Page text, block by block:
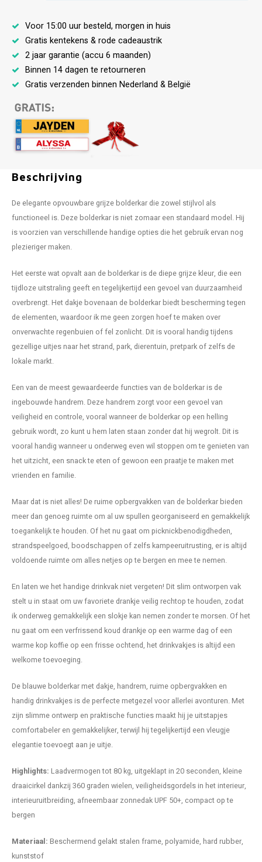
Voor 15:00 uur besteld, morgen in huis
Gratis kentekens & rode cadeaustrik
2 jaar garantie (accu 6 maanden)
Binnen 14 dagen te retourneren
Gratis verzenden binnen Nederland & België
Beschrijving
De elegante opvouwbare grijze bolderkar die zowel stijlvol als
functioneel is. Deze bolderkar is niet zomaar een standaard model. Hij
is voorzien van verschillende handige opties die het gebruik ervan nog
plezieriger maken.
Het eerste wat opvalt aan de bolderkar is de diepe grijze kleur, die een
tijdloze uitstraling geeft en tegelijkertijd een gevoel van duurzaamheid
overbrengt. Het dakje bovenaan de bolderkar biedt bescherming tegen
de elementen, waardoor ik me geen zorgen hoef te maken over
onverwachte regenbuien of fel zonlicht. Dit is vooral handig tijdens
gezellige uitjes naar het strand, park, dierentuin, pretpark of zelfs de
lokale markt.
Een van de meest gewaardeerde functies van de bolderkar is de
ingebouwde handrem. Deze handrem zorgt voor een gevoel van
veiligheid en controle, vooral wanneer de bolderkar op een helling
gebruik wordt, zo kunt u hem laten staan zonder dat hij wegrolt. Dit is
vooral handig wanneer u onderweg even wil stoppen om te genieten van
het uitzicht, een snack te eten of gewoon een praatje te maken met
vrienden en familie.
Maar dat is niet alles! De ruime opbergvakken van de bolderkar bieden
meer dan genoeg ruimte om al uw spullen georganiseerd en gemakkelijk
toegankelijk te houden. Of het nu gaat om picknickbenodigdheden,
strandspeelgoed, boodschappen of zelfs kampeeruitrusting, er is altijd
voldoende ruimte om alles netjes op te bergen en mee te nemen.
En laten we het handige drinkvak niet vergeten! Dit slim ontworpen vak
stelt u in staat om uw favoriete drankje veilig rechtop te houden, zodat
ik onderweg gemakkelijk een slokje kan nemen zonder te morsen. Of het
nu gaat om een verfrissend koud drankje op een warme dag of een
warme kop koffie op een frisse ochtend, het drinkvakjes is altijd een
welkome toevoeging.
De blauwe bolderkar met dakje, handrem, ruime opbergvakken en
handig drinkvakjes is de perfecte metgezel voor allerlei avonturen. Met
zijn slimme ontwerp en praktische functies maakt hij je uitstapjes
comfortabeler en gemakkelijker, terwijl hij tegelijkertijd een vleugje
elegantie toevoegt aan je uitje.
Highlights: Laadvermogen tot 80 kg, uitgeklapt in 20 seconden, kleine
draaicirkel dankzij 360 graden wielen, veiligheidsgordels in het interieur,
interieuruitbreiding, afneembaar zonnedak UPF 50+, compact op te
bergen
Materiaal: Beschermend gelakt stalen frame, polyamide, hard rubber,
kunststof